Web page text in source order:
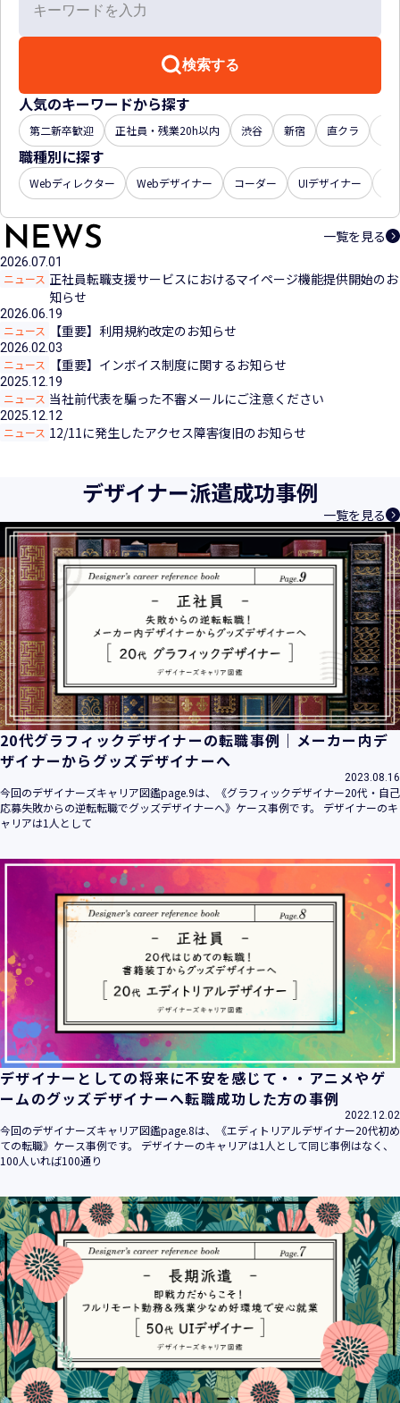
検索する
人気のキーワードから探す
第二新卒歓迎 正社員・残業20h以内 渋谷 新宿 直クラ
職種別に探す
Webディレクター Webデザイナー コーダー UIデザイナー
一覧を見る
2026.07.01
ニュース 正社員転職支援サービスにおけるマイページ機能提供開始のお
知らせ
2026.06.19
ニュース 【重要】利用規約改定のお知らせ
2026.02.03
ニュース 【重要】インボイス制度に関するお知らせ
2025.12.19
ニュース 当社前代表を騙った不審メールにご注意ください
2025.12.12
ニュース 12/11に発生したアクセス障害復旧のお知らせ
デザイナー派遣成功事例
一覧を見る
20代グラフィックデザイナーの転職事例｜メーカー内デ
ザイナーからグッズデザイナーへ
2023.08.16
今回のデザイナーズキャリア図鑑page.9は、《グラフィックデザイナー20代・自己
応募失敗からの逆転転職でグッズデザイナーへ》ケース事例です。 デザイナーのキ
ャリアは1人として
デザイナーとしての将来に不安を感じて・・アニメやゲ
ームのグッズデザイナーへ転職成功した方の事例
2022.12.02
今回のデザイナーズキャリア図鑑page.8は、《エディトリアルデザイナー20代初め
ての転職》ケース事例です。 デザイナーのキャリアは1人として同じ事例はなく、
100人いれば100通り